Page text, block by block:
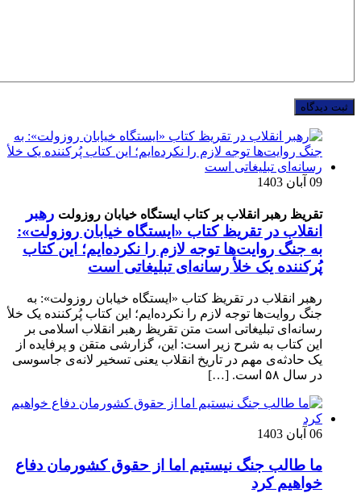
09 آبان 1403
تقریظ رهبر انقلاب بر کتاب ایستگاه خیابان روزولت رهبر
انقلاب در تقریظ کتاب «ایستگاه خیابان روزولت»:
به جنگ روایت‌ها توجه لازم را نکرده‌ایم؛ این کتاب
پُرکننده‌ یک خلأ رسانه‌ای تبلیغاتی است
رهبر انقلاب در تقریظ کتاب «ایستگاه خیابان روزولت»: به
جنگ روایت‌ها توجه لازم را نکرده‌ایم؛ این کتاب پُرکننده‌ یک خلأ
رسانه‌ای تبلیغاتی است متن تقریظ رهبر انقلاب اسلامی بر
این کتاب به شرح زیر است: این، گزارشی متقن و پرفایده از
یک حادثه‌ی مهم در تاریخ انقلاب یعنی تسخیر لانه‌ی جاسوسی
در سال ۵۸ است. […]
06 آبان 1403
ما طالب جنگ نیستیم اما از حقوق کشورمان دفاع
خواهیم کرد